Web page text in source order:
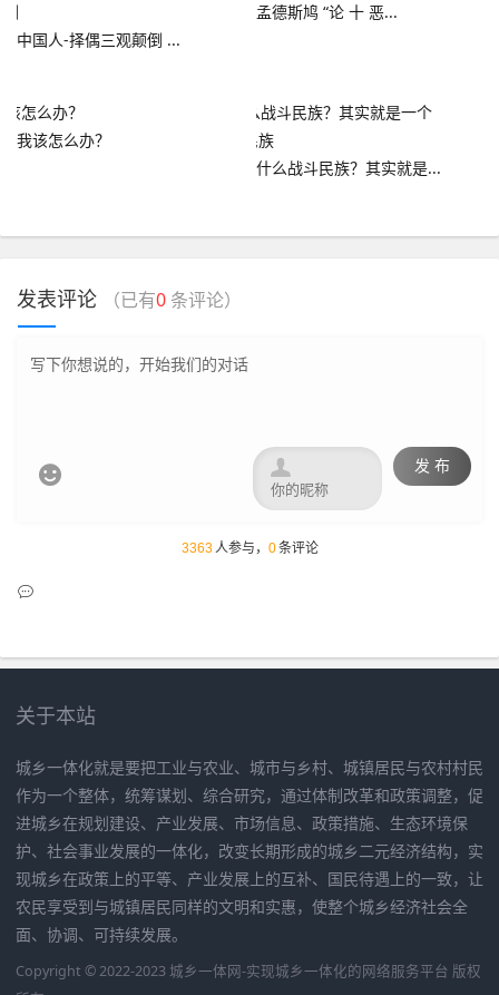
中国人-择偶三观颠倒 ...
孟德斯鸠 “论 十 恶...
我该怎么办？
什么战斗民族？其实就是...
发表评论 （已有0 条评论）
 发 布

3363 人参与， 0条评论
关于本站
城乡一体化就是要把工业与农业、城市与乡村、城镇居民与农村村民
作为一个整体，统筹谋划、综合研究，通过体制改革和政策调整，促
进城乡在规划建设、产业发展、市场信息、政策措施、生态环境保
护、社会事业发展的一体化，改变长期形成的城乡二元经济结构，实
现城乡在政策上的平等、产业发展上的互补、国民待遇上的一致，让
农民享受到与城镇居民同样的文明和实惠，使整个城乡经济社会全
面、协调、可持续发展。
Copyright © 2022-2023 城乡一体网-实现城乡一体化的网络服务平台 版权